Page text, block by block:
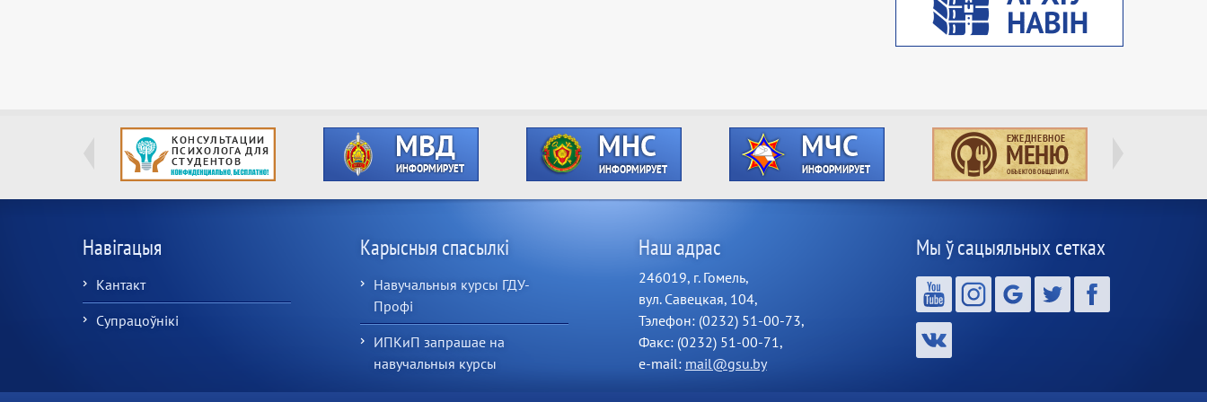
Навігацыя
Кантакт
Супрацоўнікі
Карысныя спасылкі
Навучальныя курсы ГДУ-
Профі
ИПКиП запрашае на
навучальныя курсы
Наш адрас
246019, г. Гомель,
вул. Савецкая, 104,
Тэлефон: (0232) 51-00-73,
Факс: (0232) 51-00-71,
e-mail: mail@gsu.by
Мы ў сацыяльных сетках